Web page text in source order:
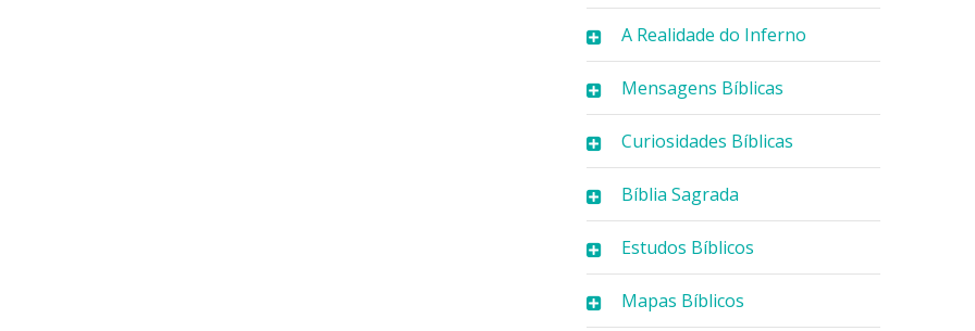
A Realidade do Inferno
Mensagens Bíblicas
Curiosidades Bíblicas
Bíblia Sagrada
Estudos Bíblicos
Mapas Bíblicos